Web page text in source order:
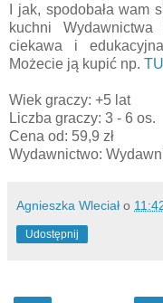
I jak, spodobała
kuchni
ciekawa i
Możecie ją kupić np.
Wiek graczy: +5 lat
Liczba graczy: 3 - 6 os.
Cena od: 59,9 zł
Wydawnictwo:
Agnieszka Wleciał o
Udostępnij